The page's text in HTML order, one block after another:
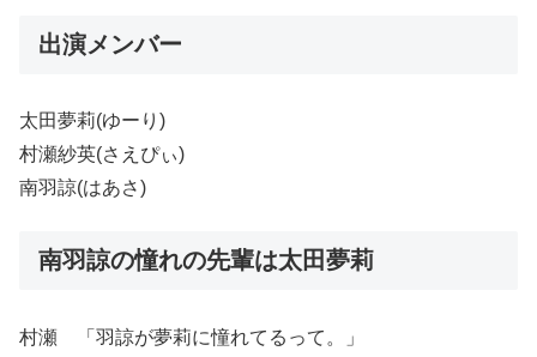
出演メンバー
太田夢莉(ゆーり)
村瀬紗英(さえぴぃ)
南羽諒(はあさ)
南羽諒の憧れの先輩は太田夢莉
村瀬 「羽諒が夢莉に憧れてるって。」